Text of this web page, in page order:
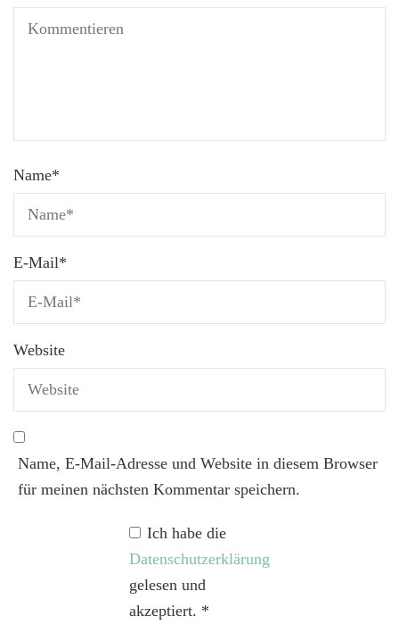
Name*
E-Mail*
Website
Name, E-Mail-Adresse und Website in diesem Browser
für meinen nächsten Kommentar speichern.
Ich habe die
Datenschutzerklärung
gelesen und
akzeptiert. *